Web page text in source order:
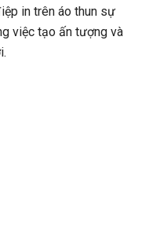
in trên áo thun sự
việc tạo ấn tượng và